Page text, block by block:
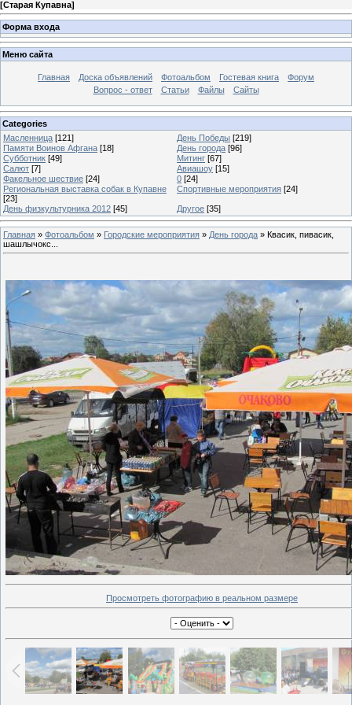
[Старая Купавна]
Форма входа
Меню сайта
Главная Доска объявлений Фотоальбом Гостевая книга
Форум
Вопрос - ответ
Статьи Файлы Сайты
Categories
Масленница [121] День Победы [219]
Памяти Воинов Афгана [18] День города [96]
Субботник [49] Митинг [67]
Салют [7] Авиашоу [15]
Факельное шествие [24] 0 [24]
Региональная выставка собак в Купавне
[23]
Cпортивные мероприятия [24]
День физкультурника 2012 [45] Другое [35]
Главная » Фотоальбом » Городские мероприятия » День города » Квасик, пивасик,
шашлычокс...
Просмотреть фотографию в реальном размере